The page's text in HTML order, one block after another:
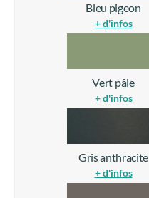
Bleu pigeon
+ d'infos
Vert pâle
+ d'infos
Gris anthracite
+ d'infos